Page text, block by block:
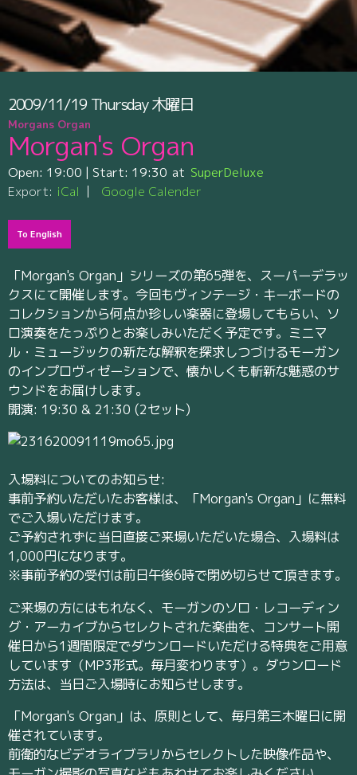
2009/11/19 Thursday木曜日
Morgans Organ
Morgan's Organ
Open: 19:00 | Start: 19:30
SuperDeluxe
Export: iCal Google Calender
To English
「Morgan's Organ」シリーズの第65弾を、スーパーデラッ
クスにて開催します。今回もヴィンテージ・キーボードの
コレクションから何点か珍しい楽器に登場してもらい、ソ
ロ演奏をたっぷりとお楽しみいただく予定です。ミニマ
ル・ミュージックの新たな解釈を探求しつづけるモーガン
のインプロヴィゼーションで、懐かしくも斬新な魅惑のサ
ウンドをお届けします。
開演: 19:30 & 21:30 (2セット)
入場料についてのお知らせ:
事前予約いただいたお客様は、「Morgan's Organ」に無料
でご入場いただけます。
ご予約されずに当日直接ご来場いただいた場合、入場料は
1,000円になります。
※事前予約の受付は前日午後6時で閉め切らせて頂きます。
ご来場の方にはもれなく、モーガンのソロ・レコーディン
グ・アーカイブからセレクトされた楽曲を、コンサート開
催日から1週間限定でダウンロードいただける特典をご用意
しています（MP3形式。毎月変わります）。ダウンロード
方法は、当日ご入場時にお知らせします。
「Morgan's Organ」は、原則として、毎月第三木曜日に開
催されています。
前衛的なビデオライブラリからセレクトした映像作品や、